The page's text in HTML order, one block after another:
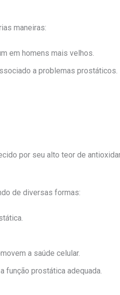
maneiras:
em homens mais velhos.
a problemas prostáticos.
por seu alto teor de
de diversas formas:
a saúde celular.
função prostática adequada.